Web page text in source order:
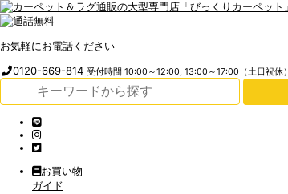
お気軽にお電話ください
0120-669-814受付時間 10:00～12:00, 13:00～17:00（土日祝休）
お買い物
ガイド